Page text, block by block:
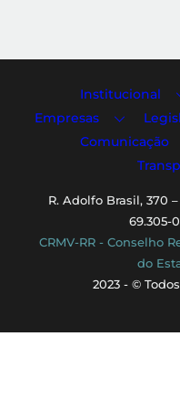
Institucional
Empresas
Comunicação
R. Adolfo Brasil, 370
69.305-
CRMV-RR - Conselho
do
2023 - ©